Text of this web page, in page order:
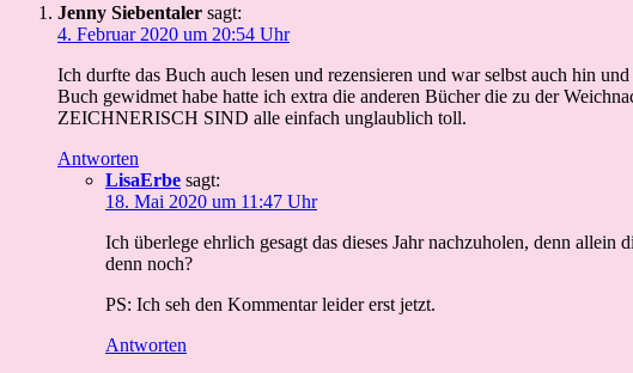
Jenny Siebentaler sagt:
4. Februar 2020 um 20:54 Uhr
Ich durfte das Buch auch lesen und rezensieren und war selbst auch hin
Buch gewidmet habe hatte ich extra die anderen Bücher die zu der
ZEICHNERISCH SIND alle einfach unglaublich toll.
Antworten
LisaErbe sagt:
18. Mai 2020 um 11:47 Uhr
Ich überlege ehrlich gesagt das dieses Jahr nachzuholen, denn
denn noch?
PS: Ich seh den Kommentar leider erst jetzt.
Antworten